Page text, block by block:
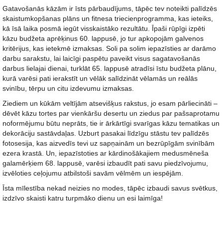
Gatavošanās kāzām ir īsts pārbaudījums, tāpēc tev noteikti palīdzēs
skaistumkopšanas plāns un fitnesa triecienprogramma, kas ieteiks,
kā īsā laika posmā iegūt visskaistāko rezultātu. Īpaši rūpīgi izpēti
kāzu budžeta aprēķinus 60. lappusē, jo tur apkopojām galvenos
kritērijus, kas ietekmē izmaksas. Soli pa solim iepazīsties ar darāmo
darbu sarakstu, lai laicīgi paspētu paveikt visus sagatavošanās
darbus lielajai dienai, turklāt 65. lappusē atradīsi īstu budžeta plānu,
kurā varēsi pati ierakstīt un vēlāk salīdzināt vēlamās un reālās
svinību, tērpu un citu izdevumu izmaksas.
Ziediem un kūkām veltījām atsevišķus rakstus, jo esam pārliecināti –
dēvēt kāzu tortes par vienkāršu desertu un ziedus par pašsaprotamu
noformējumu būtu neprāts, tie ir ārkārtīgi svarīgas kāzu tematikas un
dekorāciju sastāvdaļas. Uzburt pasakai līdzīgu stāstu tev palīdzēs
fotosesija, kas aizvedīs tevi uz sapņainām un bezrūpīgām svinībām
ezera krastā. Un, iepazīstoties ar kārdinošākajiem medusmēneša
galamērķiem 68. lappusē, varēsi izbaudīt pati savu piedzīvojumu,
izvēloties ceļojumu atbilstoši savām vēlmēm un iespējām.
Īsta mīlestība nekad neizies no modes, tāpēc izbaudi savus svētkus,
izdzīvo skaisti katru turpmāko dienu un esi laimīga!